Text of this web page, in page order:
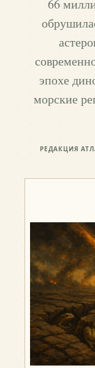
66
эпохе
морские
РЕДАКЦИЯ